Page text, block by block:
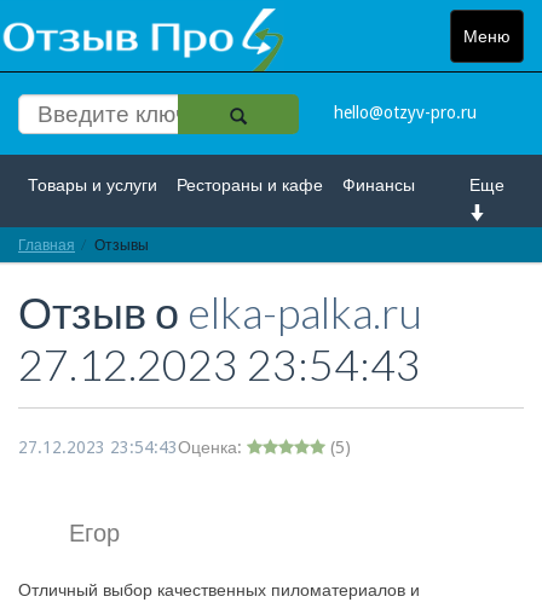
Меню
Toggle
hello@otzyv-pro.ru
Еще
Товары и услуги Рестораны и кафе Финансы
Красота и здоровье
Интернет Путешествие и отдых Транспорт
Недвижимость Работа Гос. учреждения
Главная Отзывы
Отзыв о elka-palka.ru
27.12.2023 23:54:43
27.12.2023 23:54:43Оценка: (5)
Егор
Отличный выбор качественных пиломатериалов и